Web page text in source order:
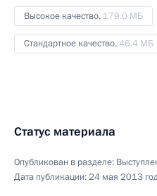
Высокое качество, 179.0 МБ
Стандартное качество,46.4 МБ
Статус материала
Опубликован в разделе:
Дата публикации:24 мая 2013